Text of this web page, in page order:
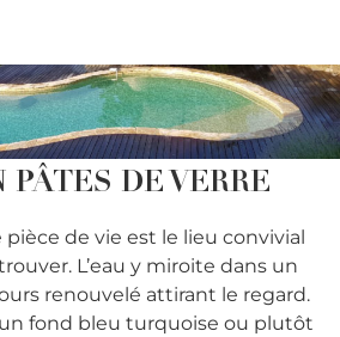
PÂTES DE VERRE
pièce de vie est le lieu convivial
L’eau y miroite dans un
renouvelé attirant le regard.
fond bleu turquoise ou plutôt